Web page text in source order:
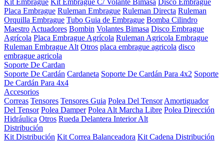
Kit Embrague Kit Embrague C/ Volante Bimasa Disco Embrague
Placa Embrague Ruleman Embrague Ruleman Directa Ruleman
Orquilla Embrague Tubo Guia de Embrague Bomba Cilindro
Maestro Actuadores Bombin Volantes Bimasa Disco Embrague
Agrícola Placa Embrague Agrícola Ruleman Agricola Embrague
Ruleman Embrague Alt Otros placa embrague agricola disco
embrague agricola
Soporte De Cardan
Soporte De Cardán Cardaneta Soporte De Cardán Para 4x2 Soporte
De Cardán Para 4x4
Accesorios
Correas Tensores Tensores Guia Polea Del Tensor Amortiguador
Del Tensor Polea Damper Polea Alt Marcha Libre Polea Dirección
Hidráulica Otros Rueda Delantera Interior Alt
Distribución
Kit Distribución Kit Correa Balanceadora Kit Cadena Distribución